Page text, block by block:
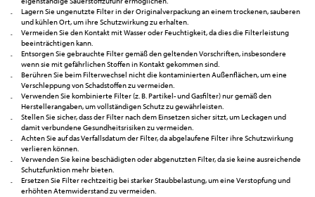
Lagern Sie ungenutzte Filter in der Originalverpackung an einem trockenen, sauberen
und kühlen Ort, um ihre Schutzwirkung zu erhalten.
Vermeiden Sie den Kontakt mit Wasser oder Feuchtigkeit, da dies die Filterleistung
beeinträchtigen kann.
Entsorgen Sie gebrauchte Filter gemäß den geltenden Vorschriften, insbesondere
wenn sie mit gefährlichen Stoffen in Kontakt gekommen sind.
Berühren Sie beim Filterwechsel nicht die kontaminierten Außenflächen, um eine
Verschleppung von Schadstoffen zu vermeiden.
Verwenden Sie kombinierte Filter (z. B. Partikel- und Gasfilter) nur gemäß den
Herstellerangaben, um vollständigen Schutz zu gewährleisten.
Stellen Sie sicher, dass der Filter nach dem Einsetzen sicher sitzt, um Leckagen und
damit verbundene Gesundheitsrisiken zu vermeiden.
Achten Sie auf das Verfallsdatum der Filter, da abgelaufene Filter ihre Schutzwirkung
verlieren können.
Verwenden Sie keine beschädigten oder abgenutzten Filter, da sie keine ausreichende
Schutzfunktion mehr bieten.
Ersetzen Sie Filter rechtzeitig bei starker Staubbelastung, um eine Verstopfung und
erhöhten Atemwiderstand zu vermeiden.